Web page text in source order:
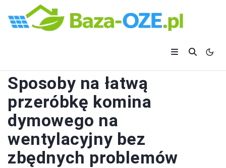
Sposoby na łatwą
przeróbkę komina
dymowego na
wentylacyjny bez
zbędnych problemów